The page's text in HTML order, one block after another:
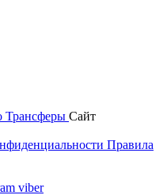
Трансферы Сайт
Правила
viber